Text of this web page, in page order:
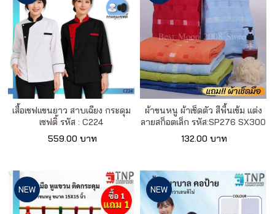
เสื้อเชฟแขนยาว สาบเฉียง กระดุม
เซฟติ้ รหัส : C224
559.00 บาท
ผ้าขนหนู ผ้าเช็ดตัว สีพื้นเข้ม แต่ง
ลายสก็อตเล็ก รหัส:SP276 SX300
132.00 บาท
NEW NEW